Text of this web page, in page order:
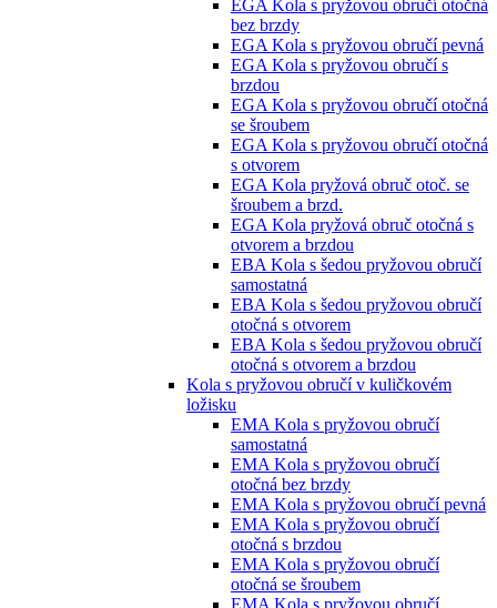
EGA Kola s pryžovou obručí otočná
bez brzdy
EGA Kola s pryžovou obručí pevná
EGA Kola s pryžovou obručí s
brzdou
EGA Kola s pryžovou obručí otočná
se šroubem
EGA Kola s pryžovou obručí otočná
s otvorem
EGA Kola pryžová obruč otoč. se
šroubem a brzd.
EGA Kola pryžová obruč otočná s
otvorem a brzdou
EBA Kola s šedou pryžovou obručí
samostatná
EBA Kola s šedou pryžovou obručí
otočná s otvorem
EBA Kola s šedou pryžovou obručí
otočná s otvorem a brzdou
Kola s pryžovou obručí v kuličkovém
ložisku
EMA Kola s pryžovou obručí
samostatná
EMA Kola s pryžovou obručí
otočná bez brzdy
EMA Kola s pryžovou obručí pevná
EMA Kola s pryžovou obručí
otočná s brzdou
EMA Kola s pryžovou obručí
otočná se šroubem
EMA Kola s pryžovou obručí